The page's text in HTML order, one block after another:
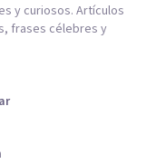
y curiosos. Artículos
frases célebres y